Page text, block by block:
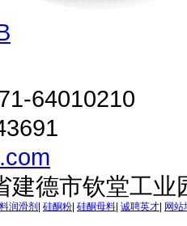
64010210
建德市钦堂工业
润滑剂 硅酮粉 硅酮母料 诚聘英才 网站